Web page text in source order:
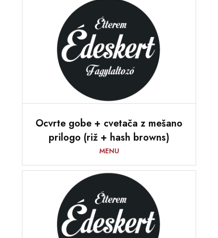
Ocvrte gobe + cvetača z mešano
prilogo (riž + hash browns)
MENU